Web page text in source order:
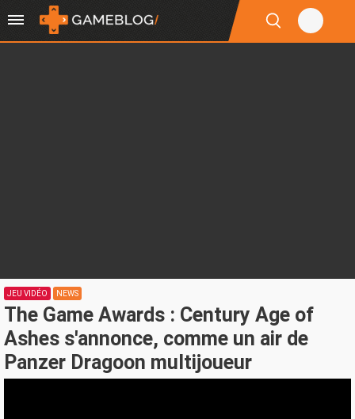
JEU VIDÉO NEWS
The Game Awards : Century Age of
Ashes s'annonce, comme un air de
Panzer Dragoon multijoueur